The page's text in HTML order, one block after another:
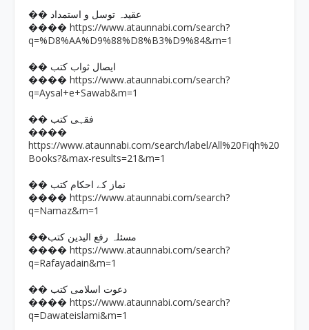
�� عقیدہ توسل و استمداد
���� https://www.ataunnabi.com/search?
q=%D8%AA%D9%88%D8%B3%D9%84&m=1
�� ایصال ثواب کتب
���� https://www.ataunnabi.com/search?
q=Aysal+e+Sawab&m=1
�� فقہی کتب
����
https://www.ataunnabi.com/search/label/All%20Fiqh%20
Books?&max-results=21&m=1
�� نماز کے احکام کتب
���� https://www.ataunnabi.com/search?
q=Namaz&m=1
��مسئلہ رفع الیدین کتب
���� https://www.ataunnabi.com/search?
q=Rafayadain&m=1
�� دعوت اسلامی کتب
���� https://www.ataunnabi.com/search?
q=Dawateislami&m=1